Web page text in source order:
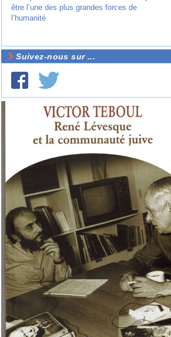
être l’une des plus grandes forces de
l’humanité
Suivez-nous sur ...